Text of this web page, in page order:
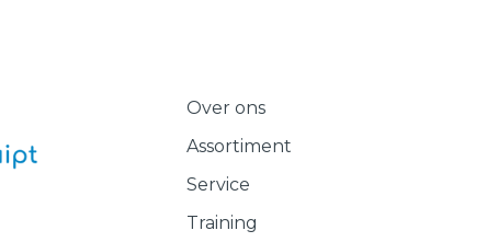
Over ons
Assortiment
Service
Training